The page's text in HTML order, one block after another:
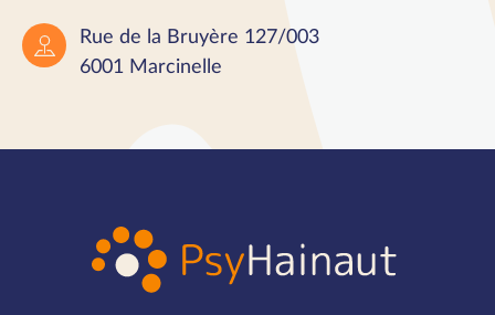
Rue de la Bruyère 127/003
6001 Marcinelle